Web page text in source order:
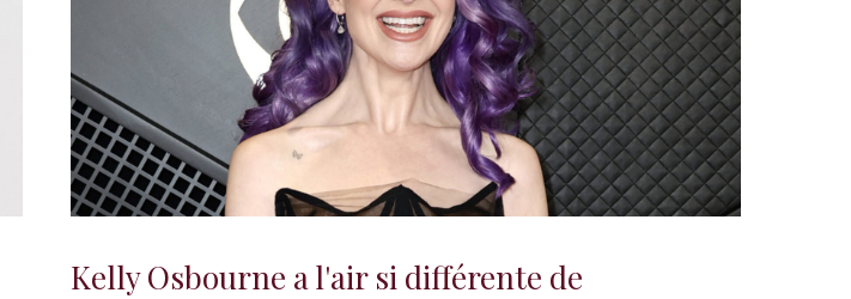
Kelly Osbourne a l'air si différente de